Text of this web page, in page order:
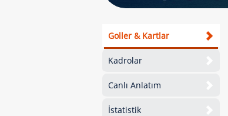
Goller & Kartlar
Kadrolar
Canlı Anlatım
İstatistik